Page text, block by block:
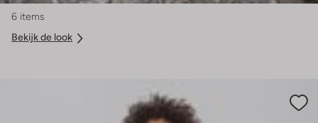
6 items
Bekijk de look